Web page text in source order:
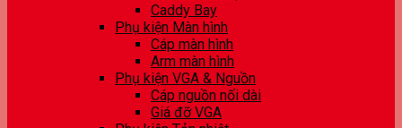
Caddy Bay
Phụ kiện Màn hình
Cáp màn hình
Arm màn hình
Phụ kiện VGA & Nguồn
Cáp nguồn nối dài
Giá đỡ VGA